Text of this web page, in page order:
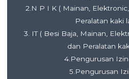
2.N P I K ( Mainan,
Peralatan kaki
3. IT ( Besi Baja, Mainan,
dan Peralatan
4.Pengurusan
5.Pengurusan